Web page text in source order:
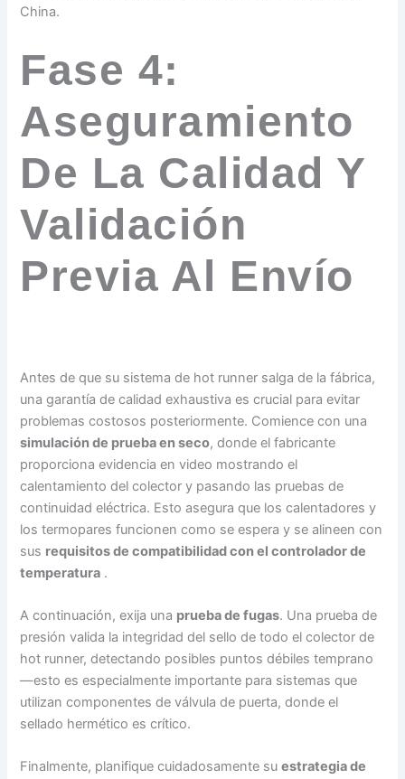
China.
Fase 4:
Aseguramiento
De La Calidad Y
Validación
Previa Al Envío
Antes de que su sistema de hot runner salga de la fábrica,
una garantía de calidad exhaustiva es crucial para evitar
problemas costosos posteriormente. Comience con una
simulación de prueba en seco, donde el fabricante
proporciona evidencia en video mostrando el
calentamiento del colector y pasando las pruebas de
continuidad eléctrica. Esto asegura que los calentadores y
los termopares funcionen como se espera y se alineen con
sus requisitos de compatibilidad con el controlador de
temperatura .
A continuación, exija una prueba de fugas. Una prueba de
presión valida la integridad del sello de todo el colector de
hot runner, detectando posibles puntos débiles temprano
—esto es especialmente importante para sistemas que
utilizan componentes de válvula de puerta, donde el
sellado hermético es crítico.
Finalmente, planifique cuidadosamente suestrategia de